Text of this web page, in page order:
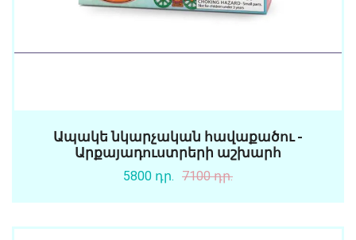
Ապակե նկարչական հավաքածու -
Արքայադուստրերի աշխարհ
5800 դր. 7100 դր.